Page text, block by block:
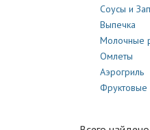
Соусы и
Выпечка
Молочные
Омлеты
Аэрогриль